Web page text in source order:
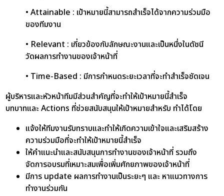
• Attainable : เป้าหมายนี้สามารถสำเร็จได้จากความร่วมมือ
ของทีมงาน
• Relevant : เกี่ยวข้องกับลักษณะงานและเป็นหนึ่งในดัชนี
วัดผลการทำงานของเจ้าหน้าที่
• Time-Based : มีการกำหนดระยะเวลาที่จะทำสำเร็จชัดเจน
ผู้บริหารและหัวหน้าทีมมีส่วนสำคัญที่จะทำให้เป้าหมายนี้สำเร็จ
บทบาทและ Actions ที่ช่วยสนับสนุนให้เป้าหมายสำหรับ ทำได้โดย
แจ้งให้ทีมงานรับทราบและทำให้เกิดความเข้าใจและเสริมสร้าง
ความร่วมมือที่จะทำให้เป้าหมายนี้สำเร็จ
ให้คำแนะนำและสนับสนุนการทำงานของเจ้าหน้าที่ รวมถึง
จัดการอบรมที่เหมาะสมเพื่อเพิ่มศักยภาพของเจ้าหน้าที่
มีการ update ผลการทำงานเป็นระยะๆ และ หาแนวทางการ
ทำงานร่วมกัน